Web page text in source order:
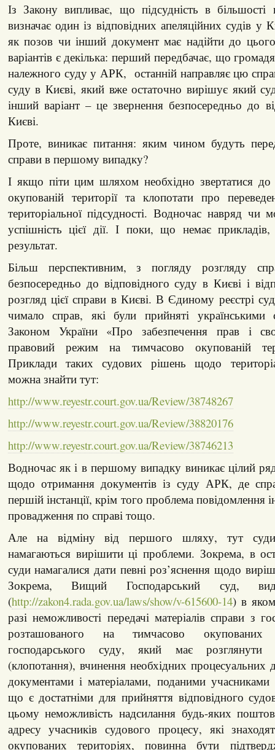
Із Закону випливає, що підсудність в більшості
визначає один із відповідних апеляційних судів у
як позов чи інший документ має надійти до
варіантів є декілька: перший передбачає, що
належного суду у АРК, останній направляє цю
суду в Києві, який вже остаточно вирішує який
інший варіант – це звернення безпосередньо до
Києві.
Проте, виникає питання: яким чином будуть
справи в першому випадку?
І якщо піти цим шляхом необхідно звертатися до
окупованій території та клопотати про
територіальної підсудності. Водночас навряд чи
успішність цієї дії. І поки, що немає
результат.
Більш перспективним, з погляду розгляду
безпосередньо до відповідного суду в Києві і
розгляд цієї справи в Києві. В Єдиному реєстрі
чимало справ, які були прийняті українськими
Законом України «Про забезпечення прав і
правовий режим на тимчасово окупованій
Приклади таких судових рішень щодо
можна знайти тут:
http://www.reyestr.court.gov.ua/Review/38748267
http://www.reyestr.court.gov.ua/Review/38820176
http://www.reyestr.court.gov.ua/Review/38746213
Водночас як і в першому випадку виникає цілий
щодо отримання документів із суду АРК, де
першій інстанції, крім того проблема
провадження по справі тощо.
Але на відміну від першого шляху, тут суди
намагаються вирішити ці проблеми. Зокрема, в
суди намагалися дати певні роз’яснення щодо
Зокрема, Вищий Господарський суд,
(http://zakon4.rada.gov.ua/laws/show/v-615600-14) в
разі неможливості передачі матеріалів справи з
розташованого на тимчасово
господарського суду, який має розглянути
(клопотання), вчинення необхідних процесуальних
документами і матеріалами, поданими
що є достатніми для прийняття відповідного
цьому неможливість надсилання будь-яких
адресу учасників судового процесу, які
окупованих територіях, повинна бути